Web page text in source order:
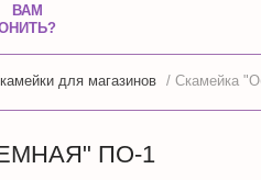
ВАМ
для магазинов / Скамейка
ПО-1